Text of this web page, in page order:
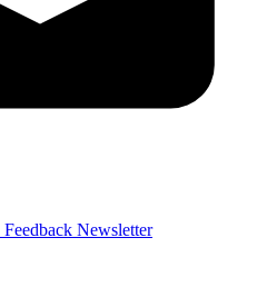
Feedback Newsletter